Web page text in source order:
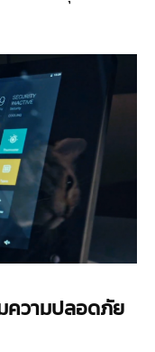
ความปลอดภัย